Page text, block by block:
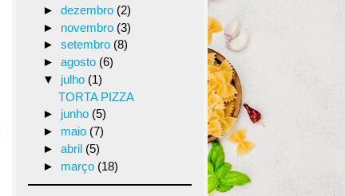
► dezembro (2)
► novembro (3)
► setembro (8)
► agosto (6)
▼ julho (1)
TORTA PIZZA
► junho (5)
► maio (7)
► abril (5)
► março (18)